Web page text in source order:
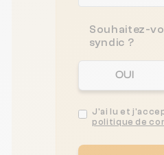
Souhaitez-
syndic ?
OUI
J'ai lu et
politique de